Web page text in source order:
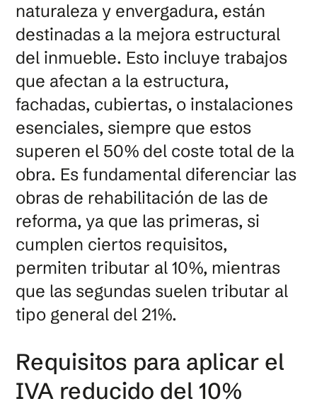
naturaleza y envergadura, están
destinadas a la mejora estructural
del inmueble. Esto incluye trabajos
que afectan a la estructura,
fachadas, cubiertas, o instalaciones
esenciales, siempre que estos
superen el 50% del coste total de la
obra. Es fundamental diferenciar las
obras de rehabilitación de las de
reforma, ya que las primeras, si
cumplen ciertos requisitos,
permiten tributar al 10%, mientras
que las segundas suelen tributar al
tipo general del 21%.
Requisitos para aplicar el
IVA reducido del 10%